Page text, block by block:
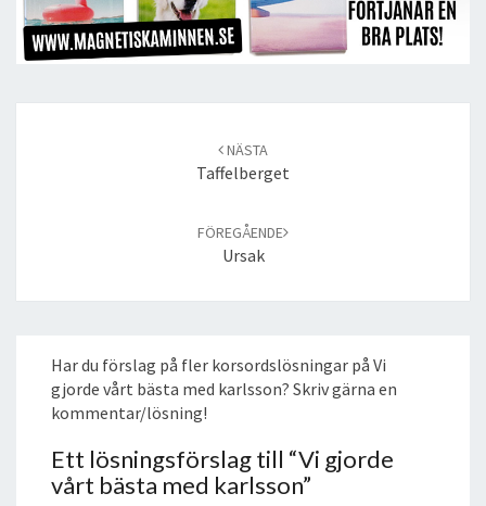
NÄSTA
Taffelberget
FÖREGÅENDE
Ursak
Har du förslag på fler korsordslösningar på Vi
gjorde vårt bästa med karlsson? Skriv gärna en
kommentar/lösning!
Ett lösningsförslag till “Vi gjorde
vårt bästa med karlsson”